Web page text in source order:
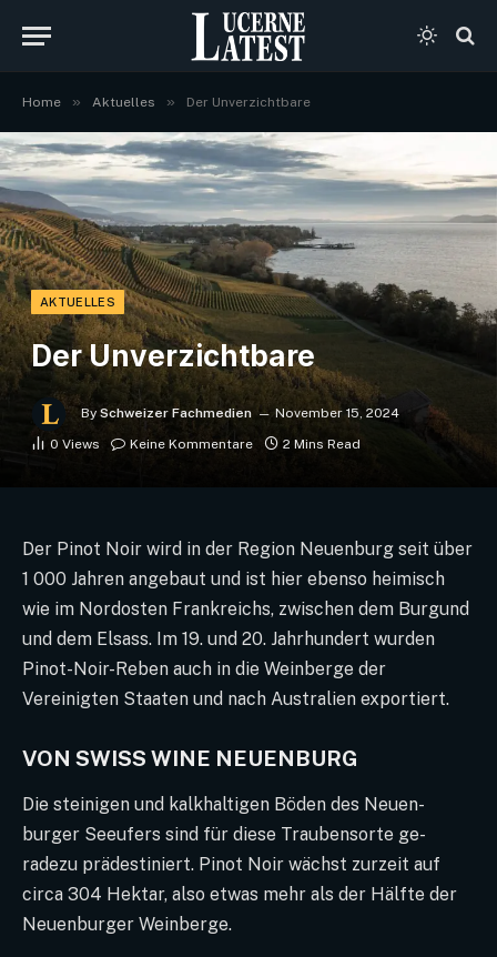
Home » Aktuelles » Der Unverzichtbare
AKTUELLES
Der Unverzichtbare
By Schweizer Fachmedien
November 15, 2024
0 Views Keine Kommentare 2 Mins Read
Der Pinot Noir wird in der Region Neuenburg seit über
1 000 Jahren angebaut und ist hier ebenso heimisch
wie im Nordosten Frankreichs, zwischen dem Burgund
und dem Elsass. Im 19. und 20. Jahrhundert wurden
Pinot-Noir-Reben auch in die Weinberge der
Vereinigten Staaten und nach Australien exportiert.
VON SWISS WINE NEUENBURG
Die steinigen und kalkhaltigen Böden des Neuen-
burger Seeufers sind für diese Traubensorte ge-
radezu prädestiniert. Pinot Noir wächst zurzeit auf
circa 304 Hektar, also etwas mehr als der Hälfte der
Neuenburger Weinberge.